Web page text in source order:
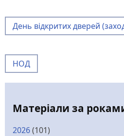
День відкритих дверей
НОД
Матеріали за
2026(101)